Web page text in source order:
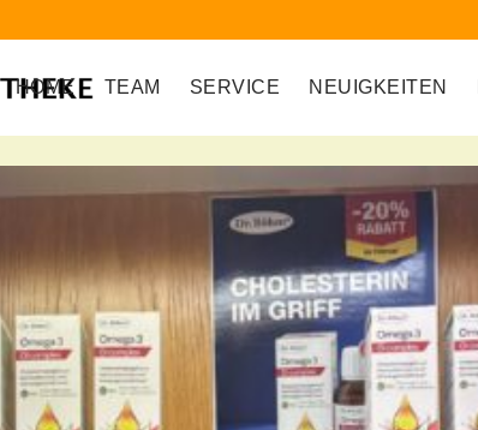
HOME TEAM SERVICE NEUIGKEITEN